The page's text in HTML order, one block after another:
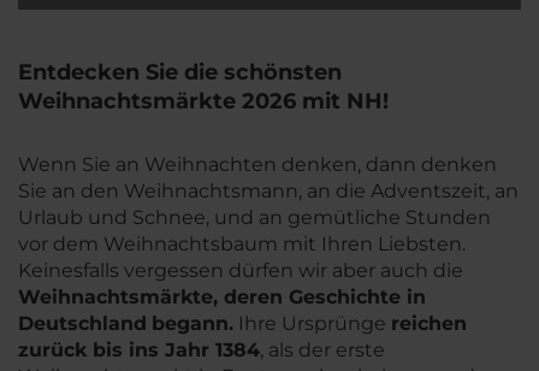
Entdecken Sie die schönsten
Weihnachtsmärkte 2026 mit NH!
Wenn Sie an Weihnachten denken, dann denken
Sie an den Weihnachtsmann, an die Adventszeit, an
Urlaub und Schnee, und an gemütliche Stunden
vor dem Weihnachtsbaum mit Ihren Liebsten.
Keinesfalls vergessen dürfen wir aber auch die
Weihnachtsmärkte, deren Geschichte in
Deutschland begann. Ihre Ursprünge reichen
zurück bis ins Jahr 1384, als der erste